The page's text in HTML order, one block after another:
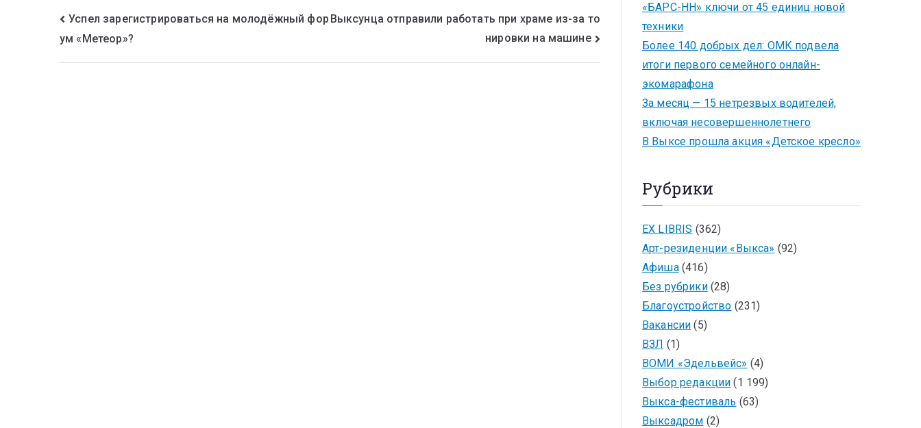
Успел зарегистрироваться на молодёжный фор
ум «Метеор»?
Выксунца отправили работать при храме из-за то
нировки на машине
«БАРС-НН» ключи от 45 единиц новой
техники
Более 140 добрых дел: ОМК подвела
итоги первого семейного онлайн-
экомарафона
За месяц — 15 нетрезвых водителей,
включая несовершеннолетнего
В Выксе прошла акция «Детское кресло»
Рубрики
EX LIBRIS (362)
Арт-резиденции «Выкса» (92)
Афиша(416)
Без рубрики(28)
Благоустройство (231)
Вакансии (5)
ВЗЛ (1)
ВОМИ «Эдельвейс» (4)
Выбор редакции (1 199)
Выкса-фестиваль (63)
Выксадром (2)